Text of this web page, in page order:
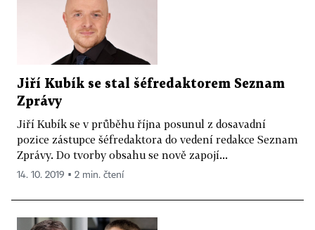
Jiří Kubík se stal šéfredaktorem Seznam
Zprávy
Jiří Kubík se v průběhu října posunul z dosavadní
pozice zástupce šéfredaktora do vedení redakce Seznam
Zprávy. Do tvorby obsahu se nově zapojí...
14. 10. 2019 ▪ 2 min. čtení